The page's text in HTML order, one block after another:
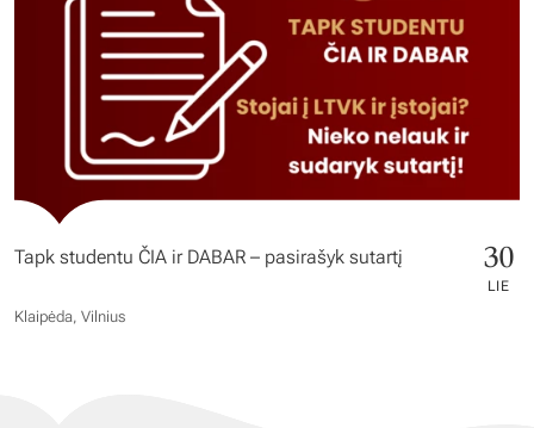
Tapk studentu ČIA ir DABAR – pasirašyk sutartį 30
LIE
Klaipėda, Vilnius